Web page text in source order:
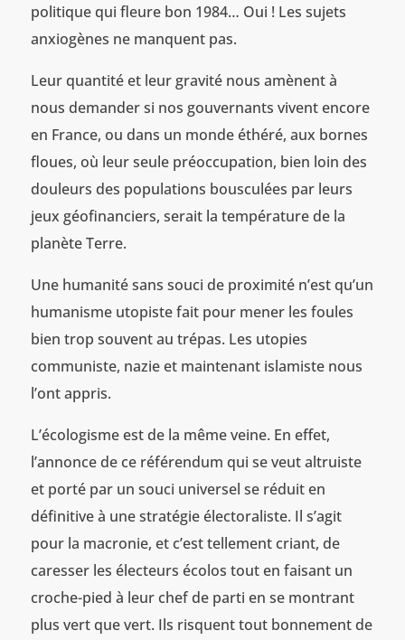
politique qui fleure bon 1984… Oui ! Les sujets
anxiogènes ne manquent pas.
Leur quantité et leur gravité nous amènent à
nous demander si nos gouvernants vivent encore
en France, ou dans un monde éthéré, aux bornes
floues, où leur seule préoccupation, bien loin des
douleurs des populations bousculées par leurs
jeux géofinanciers, serait la température de la
planète Terre.
Une humanité sans souci de proximité n’est qu’un
humanisme utopiste fait pour mener les foules
bien trop souvent au trépas. Les utopies
communiste, nazie et maintenant islamiste nous
l’ont appris.
L’écologisme est de la même veine. En effet,
l’annonce de ce référendum qui se veut altruiste
et porté par un souci universel se réduit en
définitive à une stratégie électoraliste. Il s’agit
pour la macronie, et c’est tellement criant, de
caresser les électeurs écolos tout en faisant un
croche-pied à leur chef de parti en se montrant
plus vert que vert. Ils risquent tout bonnement de